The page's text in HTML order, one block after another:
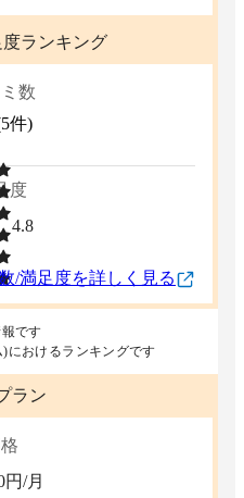
ランキング
数
5件)
度
4.8
/満足度を詳しく見る
です
おけるランキングです
ラン
円/月